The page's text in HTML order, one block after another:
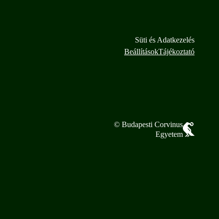
Süti és Adatkezelés
BeállításokTájékoztató
© Budapesti Corvinus
Egyetem